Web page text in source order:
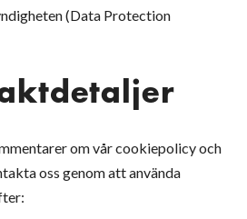
(Data Protection
om vår cookiepolicy och
oss genom att använda